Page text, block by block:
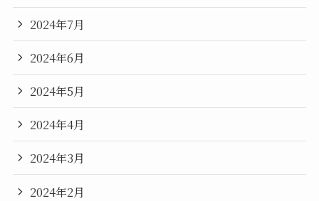
2024年7月
2024年6月
2024年5月
2024年4月
2024年3月
2024年2月